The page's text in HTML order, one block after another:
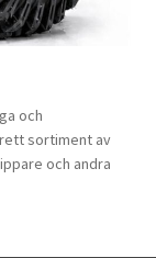
och
sortiment av
och andra